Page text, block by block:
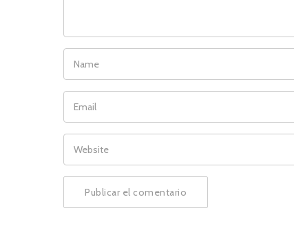
NAME
EMAIL
WEBSITE